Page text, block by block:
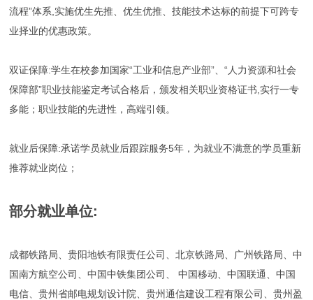
流程”体系,实施优生先推、优生优推、技能技术达标的前提下可跨专
业择业的优惠政策。
双证保障:学生在校参加国家“工业和信息产业部”、“人力资源和社会
保障部”职业技能鉴定考试合格后，颁发相关职业资格证书,实行一专
多能；职业技能的先进性，高端引领。
就业后保障:承诺学员就业后跟踪服务5年，为就业不满意的学员重新
推荐就业岗位；
部分就业单位:
成都铁路局、贵阳地铁有限责任公司、北京铁路局、广州铁路局、中
国南方航空公司、中国中铁集团公司、 中国移动、中国联通、中国
电信、贵州省邮电规划设计院、贵州通信建设工程有限公司、贵州盈